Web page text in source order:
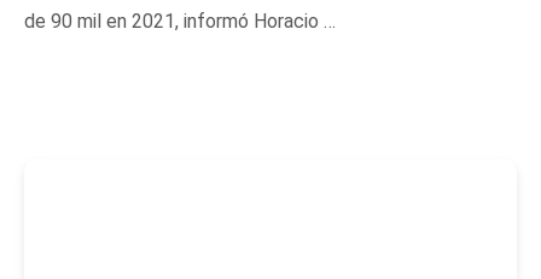
de 90 mil en 2021, informó Horacio …